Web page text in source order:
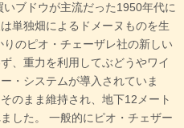
ブドウが主流だった1950年代に
単独畑によるドメーヌものを生
のピオ・チェーザレ社の新しい
、重力を利用してぶどうやワイ
・システムが導入されていま
のまま維持され、地下12メート
した。 一般的にピオ・チェザー